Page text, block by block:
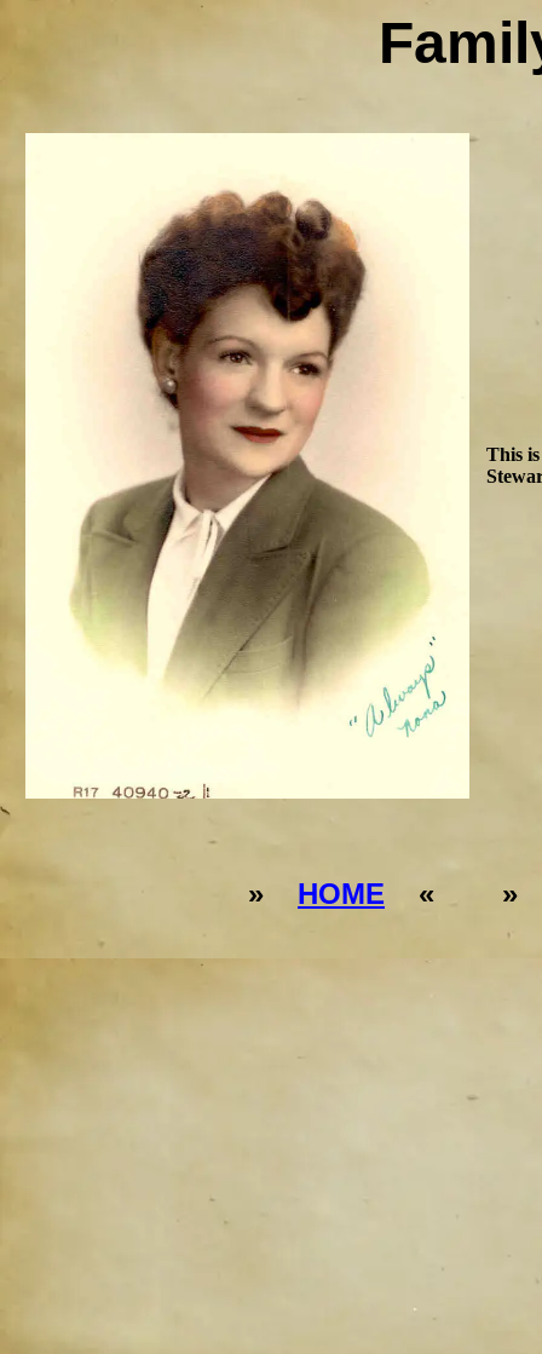
This
» HOME « »